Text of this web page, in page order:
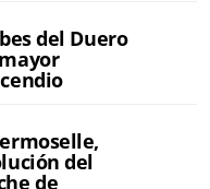
del Duero
del
de